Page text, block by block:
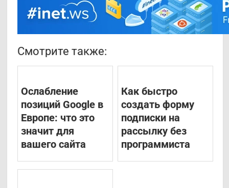
Смотрите также:
Ослабление
позиций Google в
Европе: что это
значит для
вашего сайта
Как быстро
создать форму
подписки на
рассылку без
программиста